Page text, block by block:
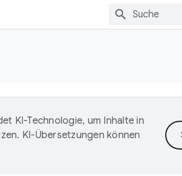
KI-Technologie, um Inhalte in
KI-Übersetzungen können